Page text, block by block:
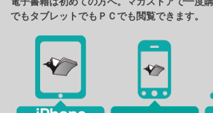
でもタブレットでもＰＣでも閲覧できます。